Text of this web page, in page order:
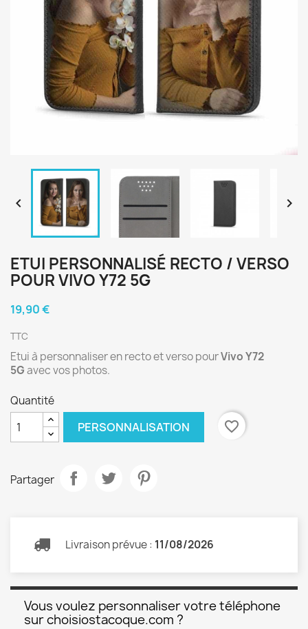
 
ETUI PERSONNALISÉ RECTO / VERSO
POUR VIVO Y72 5G
19,90 €
TTC
Etui à personnaliser en recto et verso pourVivo Y72
5Gavec vos photos.
Quantité
PERSONNALISATION favorite_border
Partager
Livraison prévue : 11/08/2026
Vous voulez personnaliser votre téléphone
sur choisiostacoque.com ?